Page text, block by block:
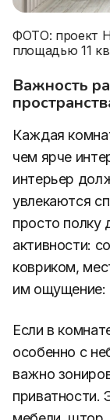
ФОТО: проект
площадью 11
Важность
Каждая
чем ярче
интерьер
увлекаются
просто полку
активности:
ковриком,
им ощущение:
Если в
особенно с
важно